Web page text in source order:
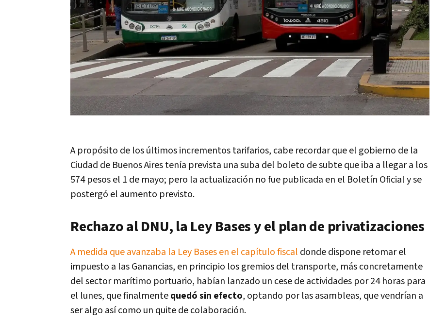
A propósito de los últimos incrementos tarifarios, cabe recordar que el gobierno de la
Ciudad de Buenos Aires tenía prevista una suba del boleto de subte que iba a llegar a los
574 pesos el 1 de mayo; pero la actualización no fue publicada en el Boletín Oficial y se
postergó el aumento previsto.
Rechazo al DNU, la Ley Bases y el plan de privatizaciones
A medida que avanzaba la Ley Bases en el capítulo fiscal donde dispone retomar el
impuesto a las Ganancias, en principio los gremios del transporte, más concretamente
del sector marítimo portuario, habían lanzado un cese de actividades por 24 horas para
el lunes, que finalmentequedó sin efecto, optando por las asambleas, que vendrían a
ser algo así como un quite de colaboración.